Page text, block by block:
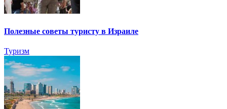
Полезные советы туристу в Израиле
Туризм